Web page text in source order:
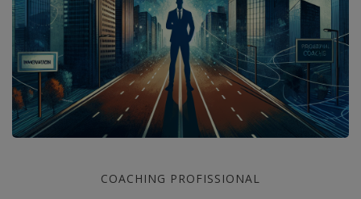
COACHING PROFISSIONAL